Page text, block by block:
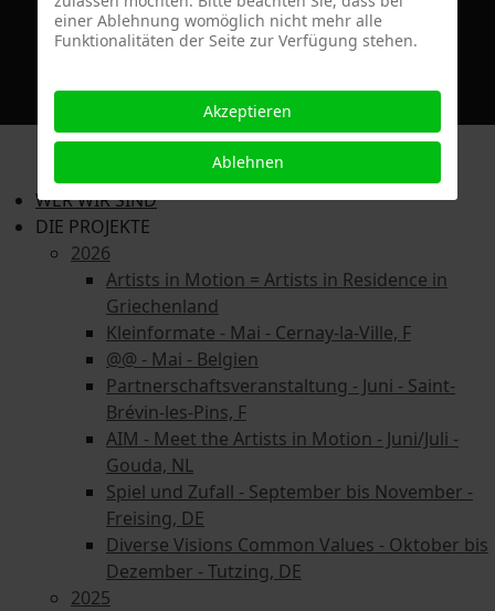
contact@artistsinmotion.eu
WER WIR SIND
DIE PROJEKTE
2026
Artists in Motion = Artists in Residence in
Griechenland
Kleinformate - Mai - Cernay-la-Ville, F
@@ - Mai - Belgien
Partnerschaftsveranstaltung - Juni - Saint-
Brévin-les-Pins, F
AIM - Meet the Artists in Motion - Juni/Juli -
Gouda, NL
Spiel und Zufall - September bis November -
Freising, DE
Diverse Visions Common Values - Oktober bis
Dezember - Tutzing, DE
2025
einer Ablehnung womöglich nicht mehr alle
Funktionalitäten der Seite zur Verfügung stehen.
Akzeptieren
Ablehnen